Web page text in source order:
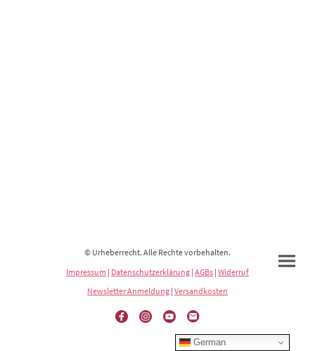
© Urheberrecht. Alle Rechte vorbehalten.
Impressum | Datenschutzerklärung | AGBs | Widerruf
Newsletter Anmeldung | Versandkosten
German